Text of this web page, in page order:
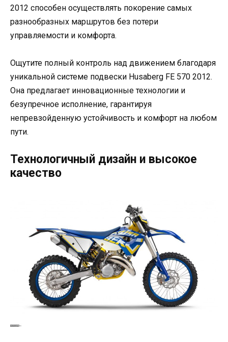
2012 способен осуществлять покорение самых
разнообразных маршрутов без потери
управляемости и комфорта.
Ощутите полный контроль над движением благодаря
уникальной системе подвески Husaberg FE 570 2012.
Она предлагает инновационные технологии и
безупречное исполнение, гарантируя
непревзойденную устойчивость и комфорт на любом
пути.
Технологичный дизайн и высокое
качество